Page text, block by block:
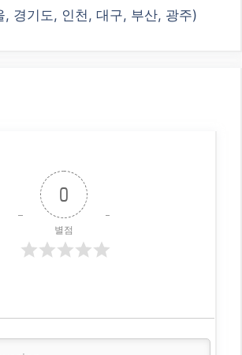
, 경기도, 인천, 대구, 부산, 광주)
0
별점